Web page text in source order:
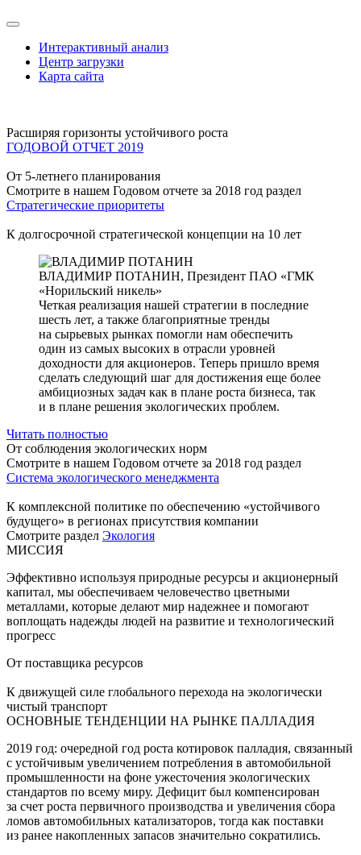
Интерактивный анализ
Центр загрузки
Карта сайта
Расширяя горизонты устойчивого роста
ГОДОВОЙ ОТЧЕТ 2019
От 5-летнего планирования
Смотрите в нашем Годовом отчете за 2018 год раздел
Стратегические приоритеты
К долгосрочной стратегической концепции на 10 лет
ВЛАДИМИР ПОТАНИН, Президент ПАО «ГМК
«Норильский никель»
Четкая реализация нашей стратегии в последние
шесть лет, а также благоприятные тренды
на сырьевых рынках помогли нам обеспечить
один из самых высоких в отрасли уровней
доходности для акционеров. Теперь пришло время
сделать следующий шаг для достижения еще более
амбициозных задач как в плане роста бизнеса, так
и в плане решения экологических проблем.
Читать полностью
От соблюдения экологических норм
Смотрите в нашем Годовом отчете за 2018 год раздел
Система экологического менеджмента
К комплексной политике по обеспечению «устойчивого
будущего» в регионах присутствия компании
Смотрите раздел Экология
МИССИЯ
Эффективно используя природные ресурсы и акционерный
капитал, мы обеспечиваем человечество цветными
металлами, которые делают мир надежнее и помогают
воплощать надежды людей на развитие и технологический
прогресс
От поставщика ресурсов
К движущей силе глобального перехода на экологически
чистый транспорт
ОСНОВНЫЕ ТЕНДЕНЦИИ НА РЫНКЕ ПАЛЛАДИЯ
2019 год: очередной год роста котировок палладия, связанный
с устойчивым увеличением потребления в автомобильной
промышленности на фоне ужесточения экологических
стандартов по всему миру. Дефицит был компенсирован
за счет роста первичного производства и увеличения сбора
ломов автомобильных катализаторов, тогда как поставки
из ранее накопленных запасов значительно сократились.